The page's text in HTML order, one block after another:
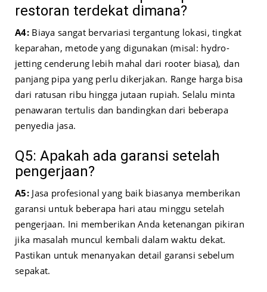
restoran terdekat dimana?
A4:Biaya sangat bervariasi tergantung lokasi, tingkat
keparahan, metode yang digunakan (misal: hydro-
jetting cenderung lebih mahal dari rooter biasa), dan
panjang pipa yang perlu dikerjakan. Range harga bisa
dari ratusan ribu hingga jutaan rupiah. Selalu minta
penawaran tertulis dan bandingkan dari beberapa
penyedia jasa.
Q5: Apakah ada garansi setelah
pengerjaan?
A5:Jasa profesional yang baik biasanya memberikan
garansi untuk beberapa hari atau minggu setelah
pengerjaan. Ini memberikan Anda ketenangan pikiran
jika masalah muncul kembali dalam waktu dekat.
Pastikan untuk menanyakan detail garansi sebelum
sepakat.